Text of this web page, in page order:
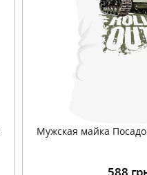
Мужская майка
588